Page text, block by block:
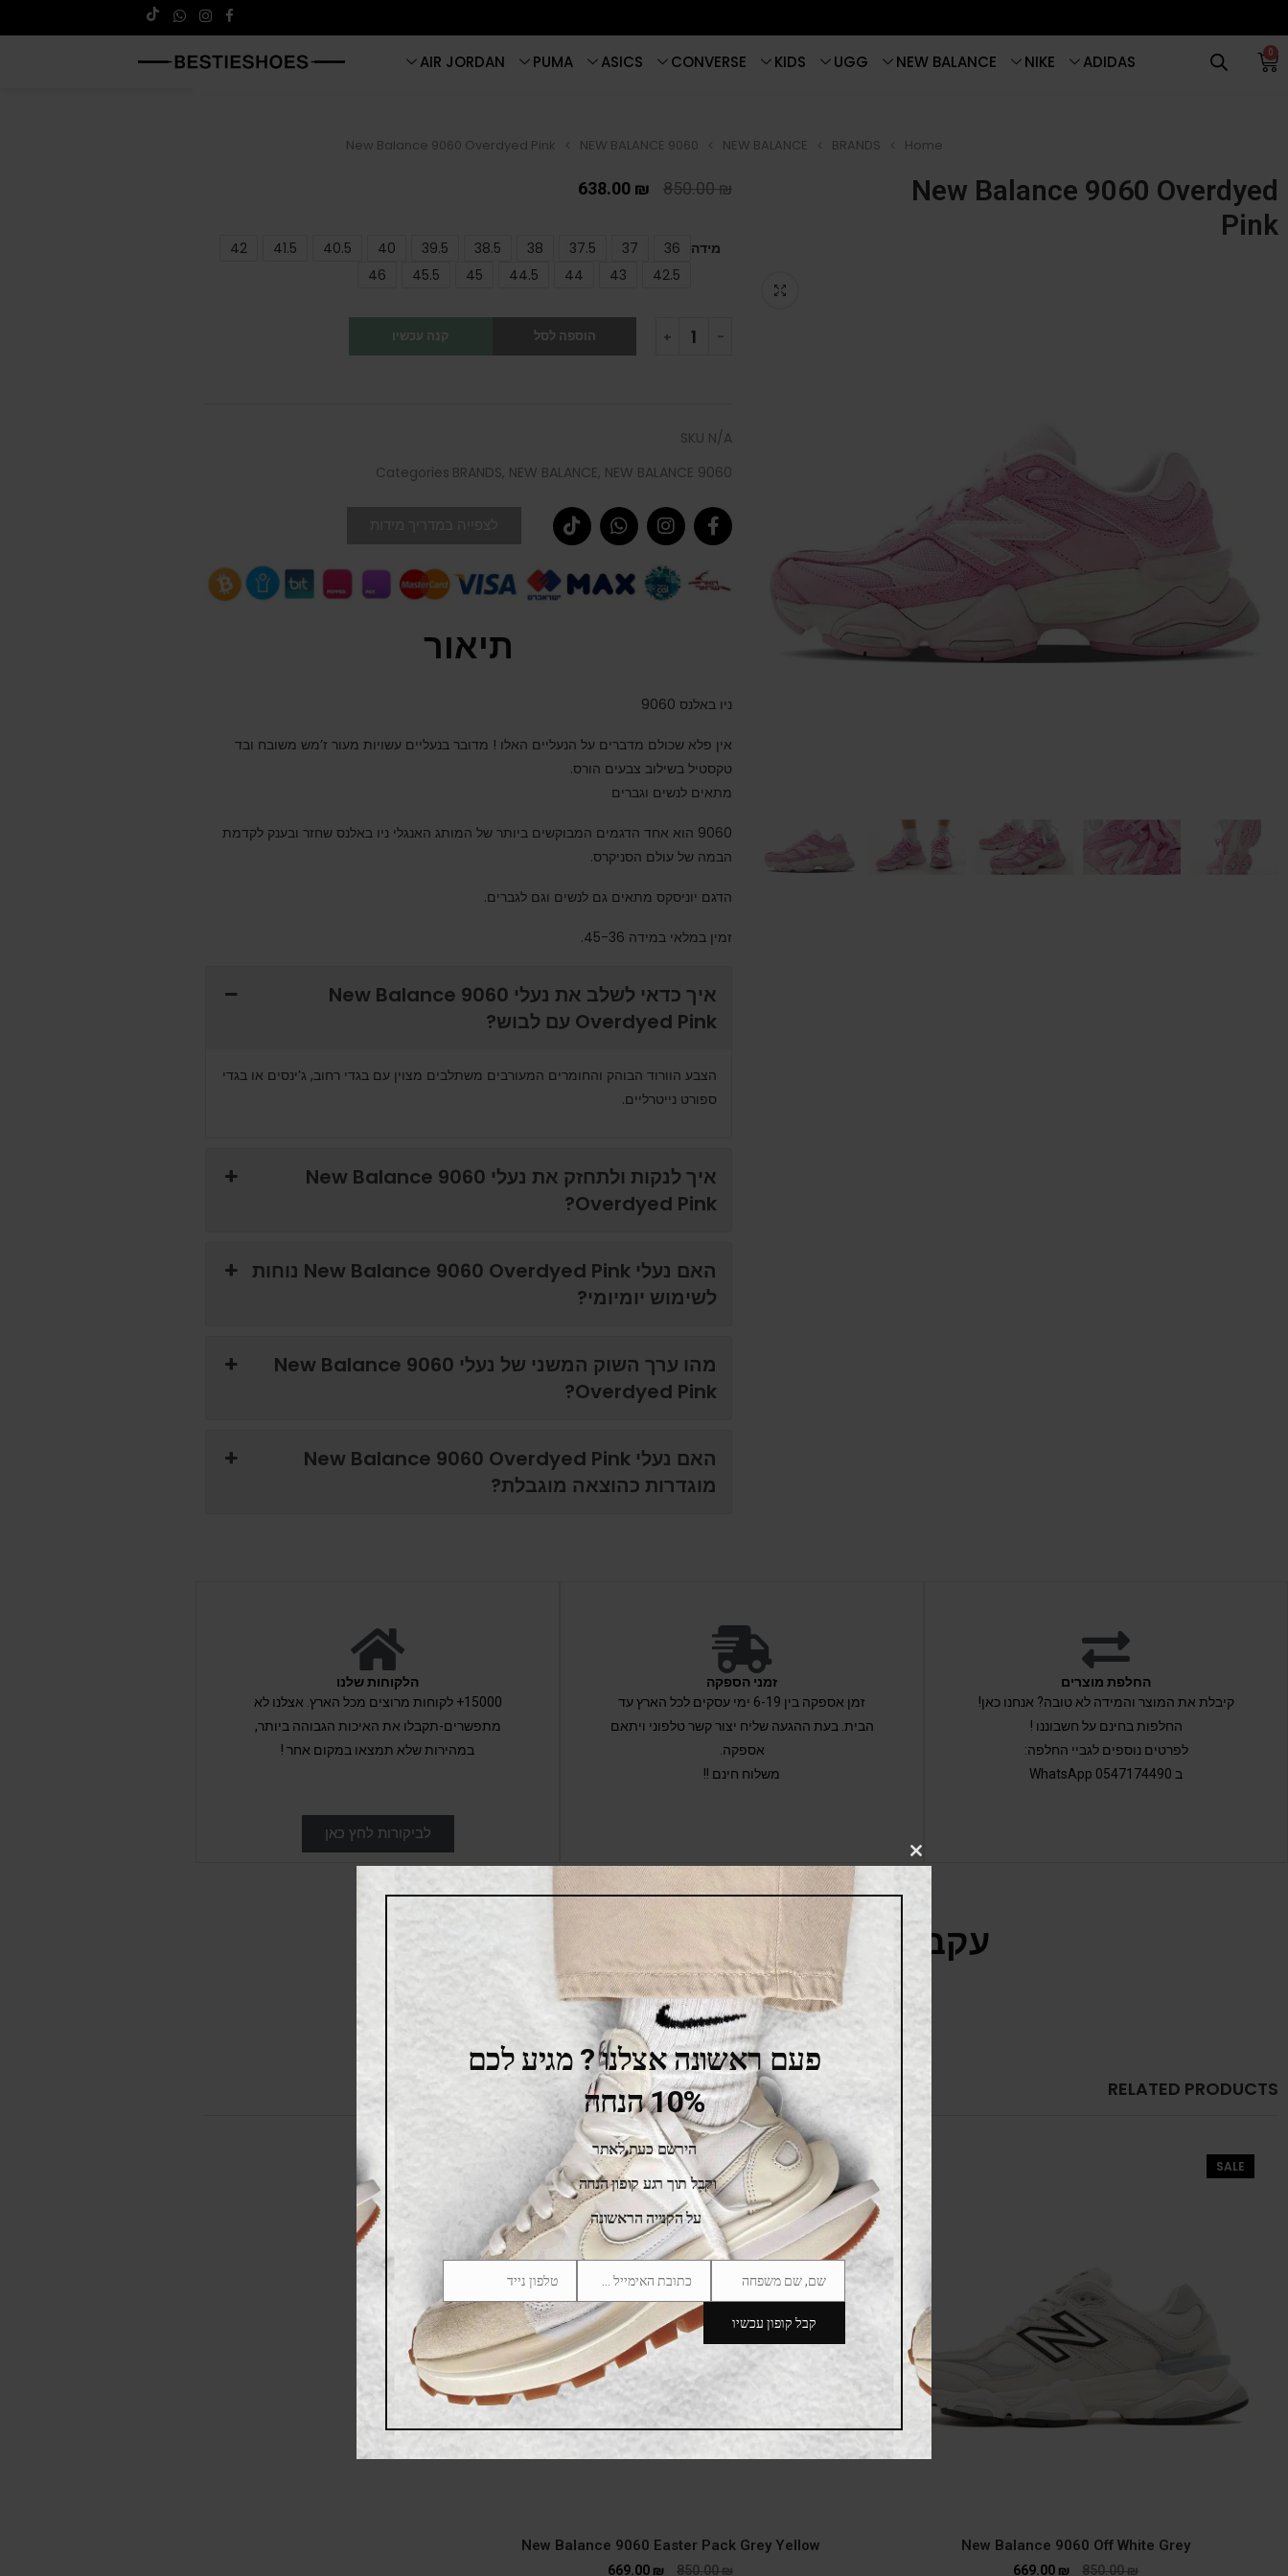
0
ADIDAS
NIKE
NEW BALANCE
UGG
KIDS
CONVERSE
ASICS
PUMA
AIR JORDAN
Home
BRANDS
NEW BALANCE
NEW BALANCE 9060
New Balance 9060 Overdyed Pink
New Balance 9060 Overdyed
Pink
850.00₪
638.00 ₪
מידה 36
37
37.5
38
38.5
39.5
40
40.5
41.5
42
42.5
43
44
44.5
45
45.5
46
הוספה לסל קנה עכשיו
SKU N/A
Categories BRANDS, NEW BALANCE, NEW BALANCE 9060
תיאור
ניו באלנס 9060
אין פלא שכולם מדברים על הנעליים האלו ! מדובר בנעליים עשויות מעור ז’מש משובח ובד
טקסטיל בשילוב צבעים הורס.
מתאים לנשים וגברים
9060 הוא אחד הדגמים המבוקשים ביותר של המותג האנגלי ניו באלנס שחזר ובענק לקדמת
הבמה של עולם הסניקרס.
הדגם יוניסקס מתאים גם לנשים וגם לגברים.
זמין במלאי במידה 45-36.
איך כדאי לשלב את נעלי New Balance 9060
Overdyed Pink עם לבוש?
הצבע הוורוד הבוהק והחומרים המעורבים משתלבים מצוין עם בגדי רחוב, ג’ינסים או בגדי
ספורט נייטרליים.
איך לנקות ולתחזק את נעלי New Balance 9060
Overdyed Pink?
האם נעלי New Balance 9060 Overdyed Pink נוחות
לשימוש יומיומי?
מהו ערך השוק המשני של נעלי New Balance 9060
Overdyed Pink?
האם נעלי New Balance 9060 Overdyed Pink
מוגדרות כהוצאה מוגבלת?
החלפת מוצרים
קיבלת את המוצר והמידה לא טובה? אנחנו כאן!
החלפות בחינם על חשבוננו !
לפרטים נוספים לגביי החלפה:
ב 0547174490 WhatsApp
זמני הספקה
זמן אספקה בין 6-19 ימי עסקים לכל הארץ עד
הבית. בעת ההגעה שליח יצור קשר טלפוני ויתאם
אספקה.
משלוח חינם !!
הלקוחות שלנו
15000+ לקוחות מרוצים מכל הארץ. אצלנו לא
מתפשרים-תקבלו את האיכות הגבוהה ביותר,
במהירות שלא תמצאו במקום אחר !
לביקורות לחץ כאן
עקבו אחרינו ברשתות החברתיות
RELATED PRODUCTS
SALE
New Balance 9060 Off White Grey
850.00₪
669.00 ₪
SALE
New Balance 9060 Easter Pack Grey Yellow
850.00₪
669.00 ₪
CLOSE
MODULE
פעם ראשונה אצלנו ? מגיע לכם
10% הנחה
הירשם כעת לאתר
וקבל תוך רגע קופון הנחה
על הקנייה הראשונה
Name
שם, שם משפחה Email
Phone
Number
טלפון נייד
קבל קופון עכשיו